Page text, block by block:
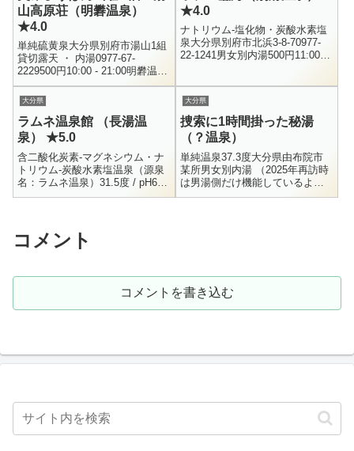
山高原荘（明礬温泉）
★4.0
単純硫黄泉大分県別府市湯山1組
貸切露天 ・ 内湯0977-67-
2229500円10:00 - 21:00明礬温泉
の一番外れにあるお宿がここ、
湯山高原荘です。地獄むしプリ
ンで有名な...
★4.0
ナトリウム-塩化物・炭酸水素塩
泉大分県別府市北浜3-8-70977-
22-1241男女別内湯500円11:00 -
大分県
ラムネ温泉館 （長湯温
泉） ★5.0
含二酸化炭素-マグネシウム・ナ
トリウム-炭酸水素塩温泉（源泉
名：ラムネ温泉）31.5度 / pH6.1
/ 自然湧出 / H30.11.21Li+ = 0.6 /
大分県
捜索に1時間掛った秘湯
（？温泉）
単純温泉37.3度大分県由布院市
某所男女別内湯 （2025年再訪時
は男湯側だけ機能しているよう
でした）寸志 （100円以上）営
コメント
コメントを書き込む